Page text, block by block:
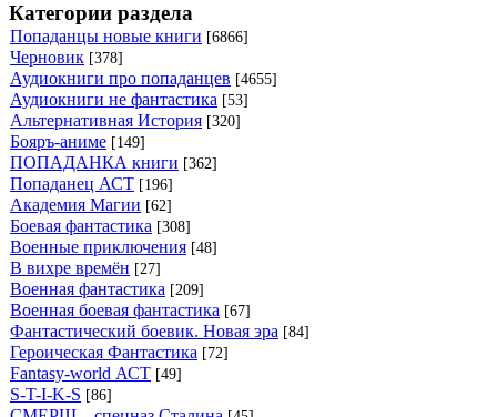
Категории раздела
Попаданцы новые книги [6866]
Черновик [378]
Аудиокниги про попаданцев [4655]
Аудиокниги не фантастика [53]
Альтернативная История [320]
Бояръ-аниме [149]
ПОПАДАНКА книги [362]
Попаданец АСТ [196]
Академия Магии [62]
Боевая фантастика [308]
Военные приключения [48]
В вихре времён [27]
Военная фантастика [209]
Военная боевая фантастика [67]
Фантастический боевик. Новая эра [84]
Героическая Фантастика [72]
Fantasy-world АСТ [49]
S-T-I-K-S [86]